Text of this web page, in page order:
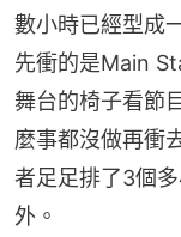
數小時已經型成
先衝的是Main
舞台的椅子看節
麼事都沒做再衝
者足足排了3個
外。